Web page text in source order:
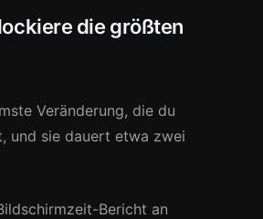
die größten
Veränderung, die du
und sie dauert etwa zwei
Bericht an